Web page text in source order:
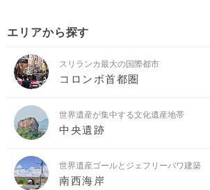
エリアから探す
スリランカ最大の国際都市
コロンボ首都圏
世界遺産が集中する文化遺産地帯
中央遺跡
世界遺産ゴールとジェフリーバワ建築
南西海岸